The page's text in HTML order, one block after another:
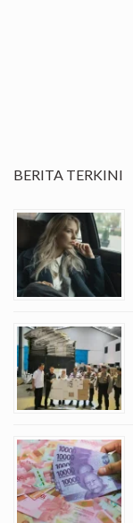
BERITA TERKINI